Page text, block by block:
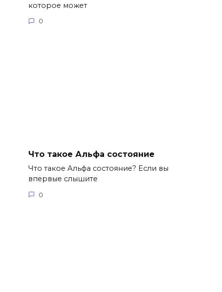
которое может
0
Что такое Альфа состояние
Что такое Альфа состояние? Если вы
впервые слышите
0